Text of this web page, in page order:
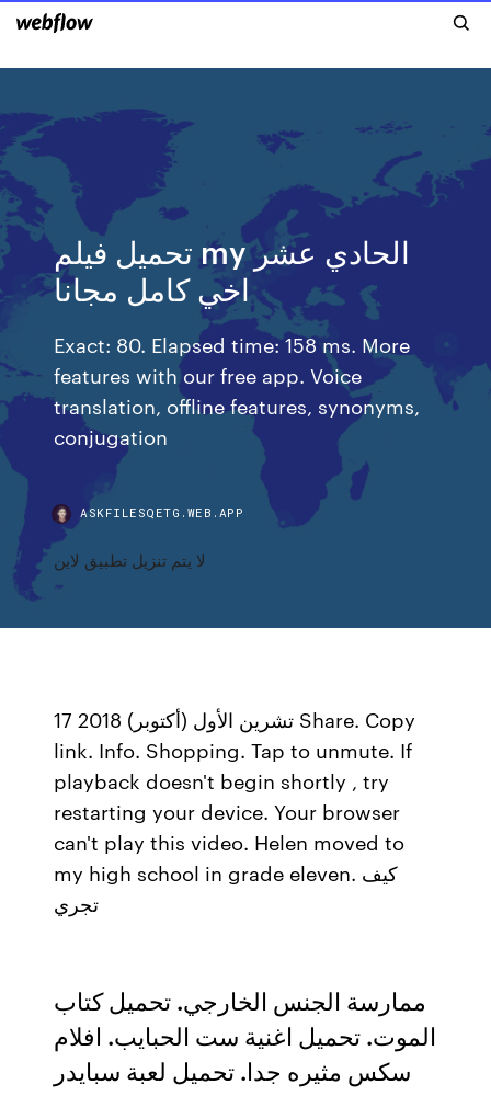
تحميل فيلم my الحادي عشر
اخي كامل مجانا
Exact: 80. Elapsed time: 158 ms. More
features with our free app. Voice
translation, offline features, synonyms,
conjugation
ASKFILESQETG.WEB.APP
لا يتم تنزيل تطبيق لاين
17 تشرين الأول (أكتوبر) 2018 Share. Copy
link. Info. Shopping. Tap to unmute. If
playback doesn't begin shortly , try
restarting your device. Your browser
can't play this video. Helen moved to
my high school in grade eleven. كيف
ممارسة الجنس الخارجي. تحميل كتاب
الموت. تحميل اغنية ست الحبايب. افلام
سكس مثيره جدا. تحميل لعبة سبايدر